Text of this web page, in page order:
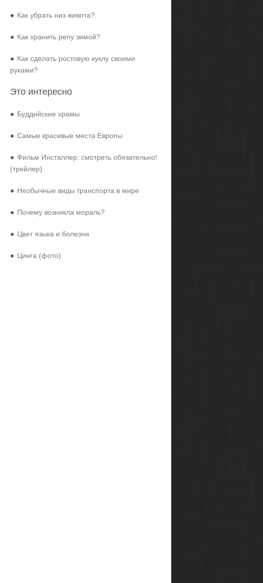
● Как убрать низ живота?
● Как хранить репу зимой?
● Как сделать ростовую куклу своими
руками?
Это интересно
● Буддийские храмы
● Самые красивые места Европы
● Фильм Инсталлер: смотреть обязательно!
(трейлер)
● Необычные виды транспорта в мире
● Почему возникла мораль?
● Цвет языка и болезни
● Цинга (фото)